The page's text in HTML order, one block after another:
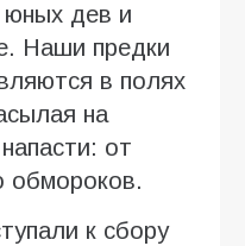
дев и
Наши предки
в полях
на
от
обмороков.
к сбору